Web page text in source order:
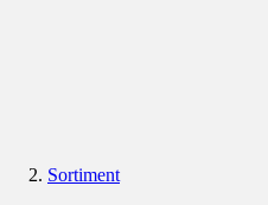
Sortiment